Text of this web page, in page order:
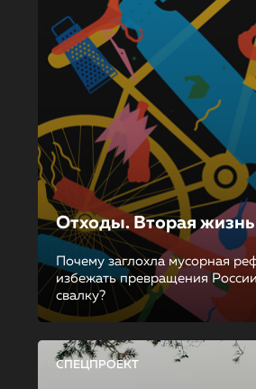
Отходы. Вторая жизнь
Почему заглохла мусорная
избежать превращения
свалку?
СПЕЦПРОЕКТ